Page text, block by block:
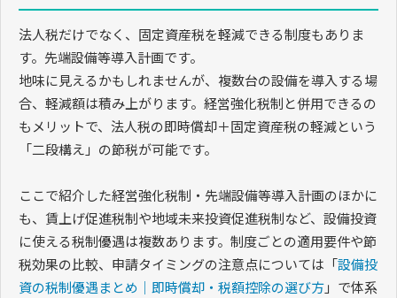
法人税だけでなく、固定資産税を軽減できる制度もありま
す。先端設備等導入計画です。
地味に見えるかもしれませんが、複数台の設備を導入する場
合、軽減額は積み上がります。経営強化税制と併用できるの
もメリットで、法人税の即時償却＋固定資産税の軽減という
「二段構え」の節税が可能です。
ここで紹介した経営強化税制・先端設備等導入計画のほかに
も、賃上げ促進税制や地域未来投資促進税制など、設備投資
に使える税制優遇は複数あります。制度ごとの適用要件や節
税効果の比較、申請タイミングの注意点については「設備投
資の税制優遇まとめ｜即時償却・税額控除の選び方」で体系